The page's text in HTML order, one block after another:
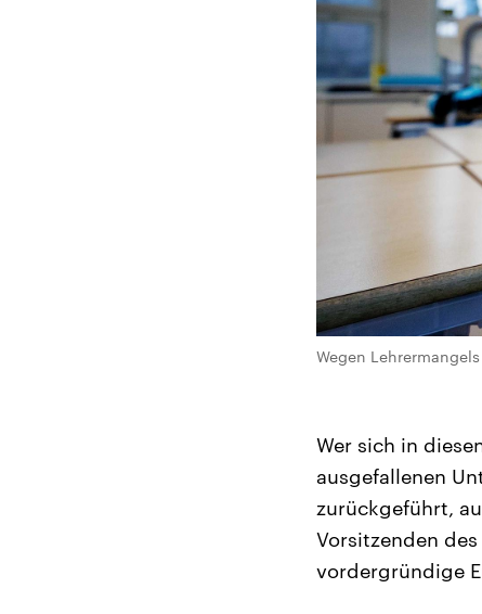
Wegen
Wer sich in
ausgefallenen
zurückgeführt,
Vorsitzenden
vordergründige